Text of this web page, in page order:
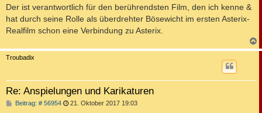
Der ist verantwortlich für den berührendsten Film, den ich kenne &
hat durch seine Rolle als überdrehter Bösewicht im ersten Asterix-
Realfilm schon eine Verbindung zu Asterix.
a
Troubadix
Re: Anspielungen und Karikaturen
Beitrag: # 56954B 21. Oktober 2017 19:03